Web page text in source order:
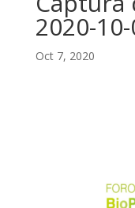
2020-
Oct 7, 2020